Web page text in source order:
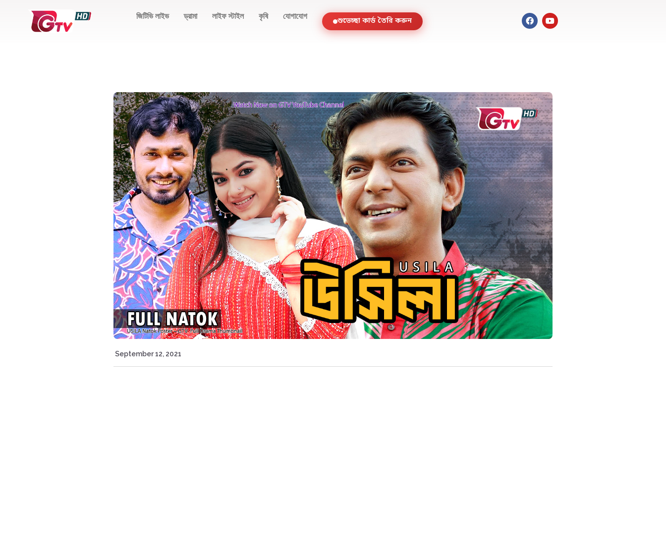
জিটিভি লাইভ ড্রামা লাইফ স্টাইল কৃষি যোগাযোগ
শুভেচ্ছা কার্ড তৈরি করুন
September 12, 2021